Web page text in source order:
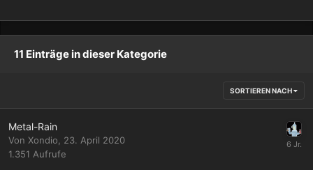
11 Einträge in dieser Kategorie
SORTIEREN NACH
Metal-Rain
Von Xondio
23. April 2020
1.351 Aufrufe